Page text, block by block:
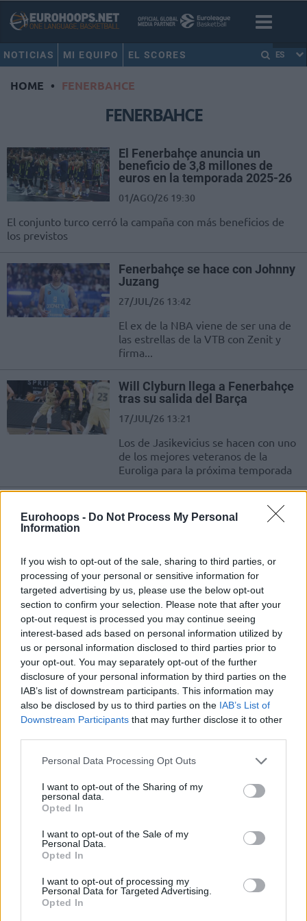
Eurohoops - Do Not Process My Personal
Information
If you wish to opt-out of the sale, sharing to third parties, or
processing of your personal or sensitive information for
targeted advertising by us, please use the below opt-out
section to confirm your selection. Please note that after your
opt-out request is processed you may continue seeing
interest-based ads based on personal information utilized by
us or personal information disclosed to third parties prior to
your opt-out. You may separately opt-out of the further
disclosure of your personal information by third parties on the
IAB’s list of downstream participants. This information may
also be disclosed by us to third parties on the IAB’s List of
Downstream Participants that may further disclose it to other
Please note that this website/app uses one or more Google
not limited to your visit or usage behaviour. You may click to
grant or deny consent to Google and its third-party tags to
use your data for below specified purposes in below Google
consent section.
Personal Data Processing Opt Outs
I want to opt-out of the Sharing of my
personal data.
Opted In
I want to opt-out of the Sale of my
Personal Data.
Opted In
I want to opt-out of processing my
Personal Data for Targeted Advertising.
Opted In
NOTICIAS MI EQUIPO EL SCORES ES
HOME • FENERBAHCE
FENERBAHCE
El Fenerbahçe anuncia un
beneficio de 3,8 millones de
euros en la temporada 2025-26
01/AGO/26 19:30
El conjunto turco cerró la campaña con más beneficios de
los previstos
Fenerbahçe se hace con Johnny
Juzang
27/JUL/26 13:42
El ex de la NBA viene de ser una de
las estrellas de la VTB con Zenit y
firma...
Will Clyburn llega a Fenerbahçe
tras su salida del Barça
17/JUL/26 13:21
Los de Jasikevicius se hacen con uno
de los mejores veteranos de la
Euroliga para la próxima temporada
fichaje de Marcus Bingham Jr.
Los campeones turcos añaden el
antiguo centro de UNICS Kazan
Fenerbahce hace oficial el
fichaje de Shane Larkin
13/JUL/26 16:28
Larkin se queda en Estambul en uno
de los grandes movimientos del
verano
Índice de plantillas y traspasos
de la Euroliga – 2026/2027
11/JUL/26 18:43
Con el mercado de verano en pleno
apogeo, aquí están las plantillas, los
Cambios en Fenerbahçe: llega
El club turco anunció la salida del ala-